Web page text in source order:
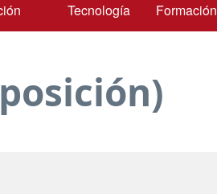
Tecnología Formación